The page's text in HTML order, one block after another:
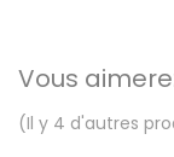
Vous
(Il y 4 d'autres